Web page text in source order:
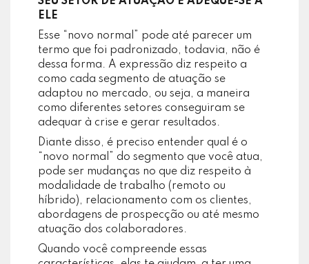
ELE
Esse “novo normal” pode até parecer um
termo que foi padronizado, todavia, não é
dessa forma. A expressão diz respeito a
como cada segmento de atuação se
adaptou no mercado, ou seja, a maneira
como diferentes setores conseguiram se
adequar à crise e gerar resultados.
Diante disso, é preciso entender qual é o
“novo normal” do segmento que você atua,
pode ser mudanças no que diz respeito à
modalidade de trabalho (remoto ou
híbrido), relacionamento com os clientes,
abordagens de prospecção ou até mesmo
atuação dos colaboradores.
Quando você compreende essas